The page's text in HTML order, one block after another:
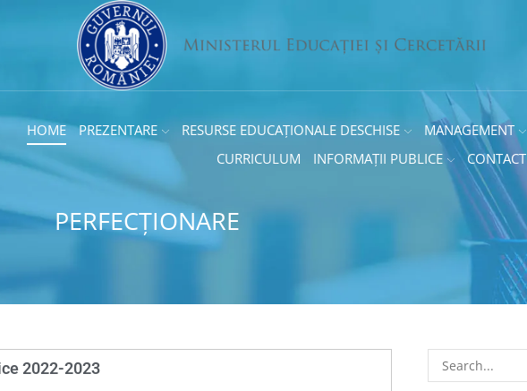
HOME PREZENTARE RESURSE EDUCAȚIONALE DESCHISE
MANAGEMENT
CURRICULUM
INFORMAȚII PUBLICE CONTACT
PERFECȚIONARE
2022-2023